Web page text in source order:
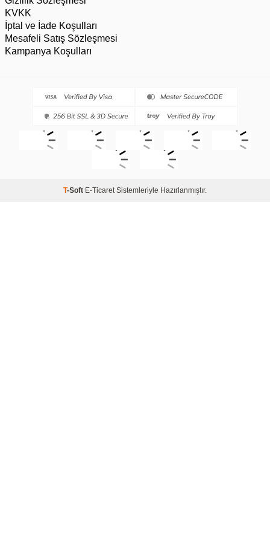
KVKK
İptal ve İade Koşulları
Mesafeli Satış Sözleşmesi
Kampanya Koşulları
T-Soft E-Ticaret Sistemleriyle Hazırlanmıştır.